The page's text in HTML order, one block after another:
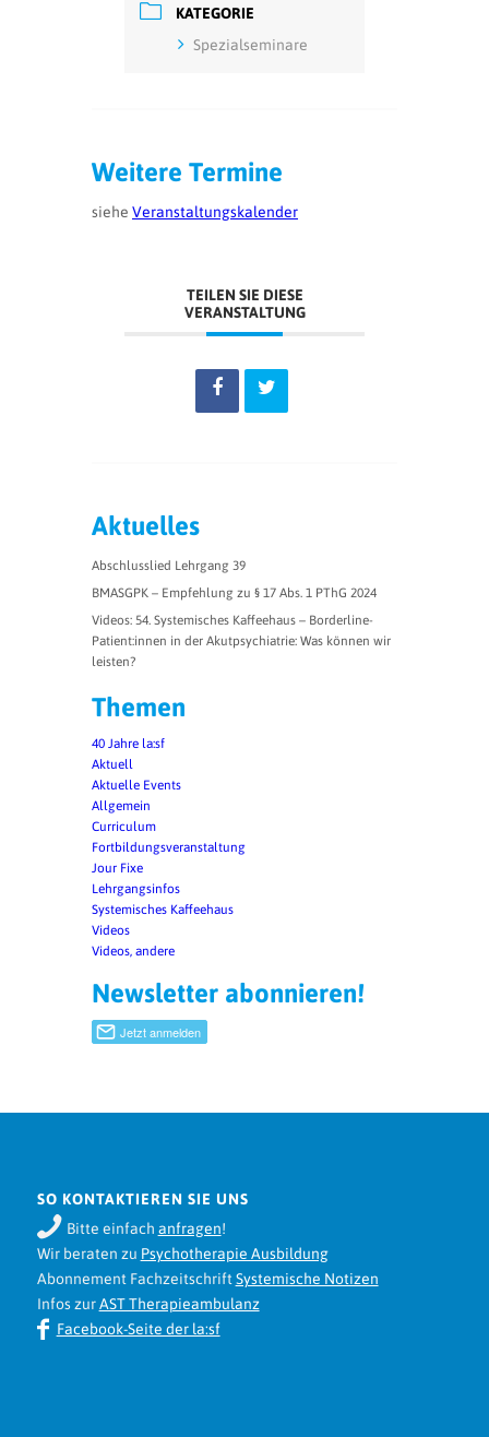
KATEGORIE
Spezialseminare
Weitere Termine
siehe Veranstaltungskalender
TEILEN SIE DIESE
VERANSTALTUNG
Aktuelles
Abschlusslied Lehrgang 39
BMASGPK – Empfehlung zu § 17 Abs. 1 PThG 2024
Videos: 54. Systemisches Kaffeehaus – Borderline-
Patient:innen in der Akutpsychiatrie: Was können wir
leisten?
Themen
40 Jahre la:sf
Aktuell
Aktuelle Events
Allgemein
Curriculum
Fortbildungsveranstaltung
Jour Fixe
Lehrgangsinfos
Systemisches Kaffeehaus
Videos
Videos, andere
Newsletter abonnieren!
SO KONTAKTIEREN SIE UNS
Bitte einfach anfragen!
Wir beraten zu Psychotherapie Ausbildung
Abonnement FachzeitschriftSystemische Notizen
Infos zurAST Therapieambulanz
Facebook-Seite der la:sf